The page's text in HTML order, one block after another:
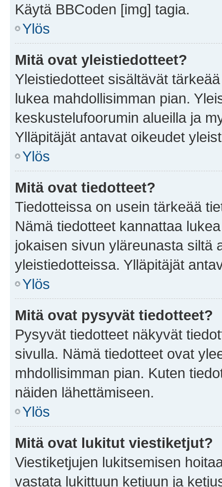
Käytä BBCoden [img] tagia.
Ylös
Mitä ovat yleistiedotteet?
Yleistiedotteet sisältävät
lukea mahdollisimman pian.
keskustelufoorumin alueilla ja
Ylläpitäjät antavat oikeudet
Ylös
Mitä ovat tiedotteet?
Tiedotteissa on usein tärkeää
Nämä tiedotteet kannattaa
jokaisen sivun yläreunasta siltä
yleistiedotteissa. Ylläpitäjät
Ylös
Mitä ovat pysyvät tiedotteet?
Pysyvät tiedotteet näkyvät
sivulla. Nämä tiedotteet ovat
mhdollisimman pian. Kuten
näiden lähettämiseen.
Ylös
Mitä ovat lukitut viestiketjut?
Viestiketjujen lukitsemisen
vastata lukittuun ketjuun ja